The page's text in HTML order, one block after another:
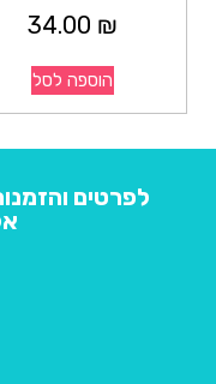
34.00 ₪
הוספה לסל
לפרטים